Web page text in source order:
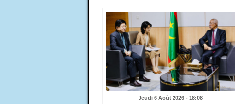
Jeudi 6 Août 2026 - 18:08